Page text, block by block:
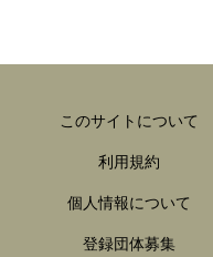
このサイトについて
利用規約
個人情報について
登録団体募集